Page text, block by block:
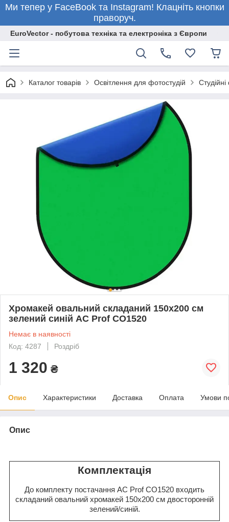
Ми тепер у FaceBook та Instagram! Клацніть кнопки
праворуч.
EuroVector - побутова техніка та електроніка з Європи
Каталог товарів Освітлення для фотостудій
Хромакей овальний складаний 150x200 см
зелений синій AC Prof CO1520
Немає в наявності
Код: 4287
Роздріб
1 320 ₴
Опис Характеристики Доставка Оплата Умови
Опис
Комплектація
До комплекту постачання AC Prof CO1520 входить
складаний овальний хромакей 150x200 см двосторонній
зелений/синій.